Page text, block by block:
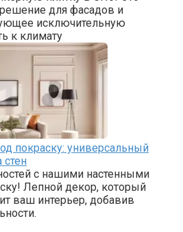
для фасадов и
исключительную
к климату
покраску: универсальный
стен
с нашими настенными
Лепной декор, который
ваш интерьер, добавив